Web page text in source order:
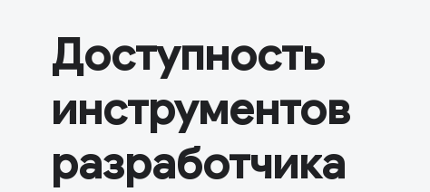
Доступность
инструментов
разработчика